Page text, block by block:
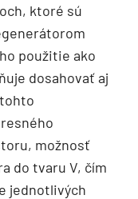
ktoré sú
použitie ako
dosahovať aj
možnosť
do tvaru V, čím
jednotlivých